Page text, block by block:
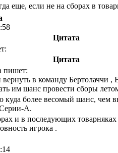
еще, если не на сборах в
Цитата
Цитата
пишет:
вернуть в команду Бертолаччи ,
им шанс провести сборы
куда более весомый шанс, чем
А.
и в последующих
игрока .